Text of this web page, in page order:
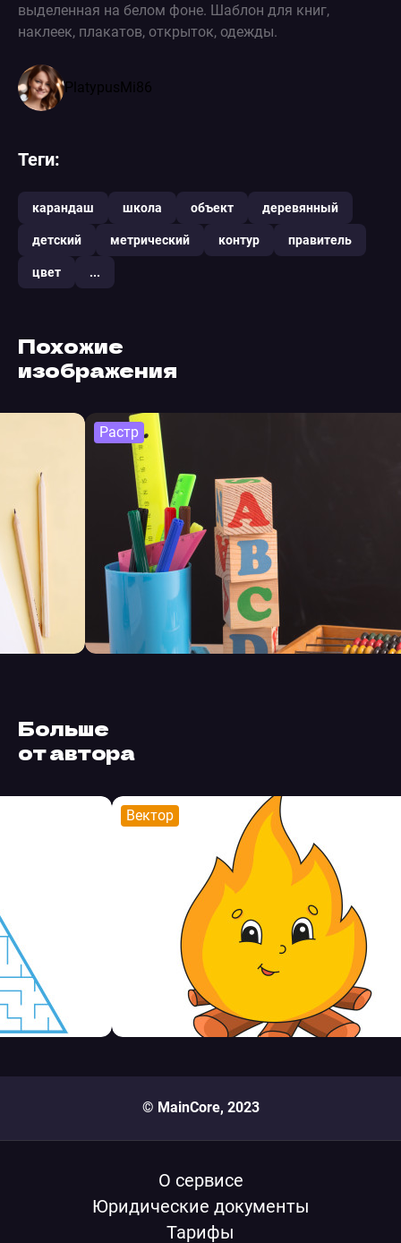
выделенная на белом фоне. Шаблон для книг,
наклеек, плакатов, открыток, одежды.
PlatypusMi86
Теги:
карандаш школа объект деревянный
детский метрический контур правитель
цвет ...
Похожие
изображения
Растр
Больше
от автора
Вектор
© MainCore, 2023
О сервисе
Юридические документы
Тарифы